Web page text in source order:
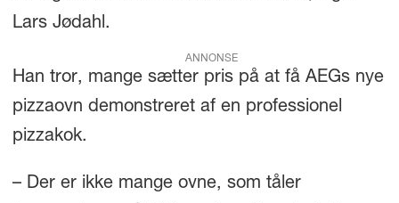
Lars Jødahl.
ANNONSE
Han tror, mange sætter pris på at få AEGs nye
pizzaovn demonstreret af en professionel
pizzakok.
– Der er ikke mange ovne, som tåler